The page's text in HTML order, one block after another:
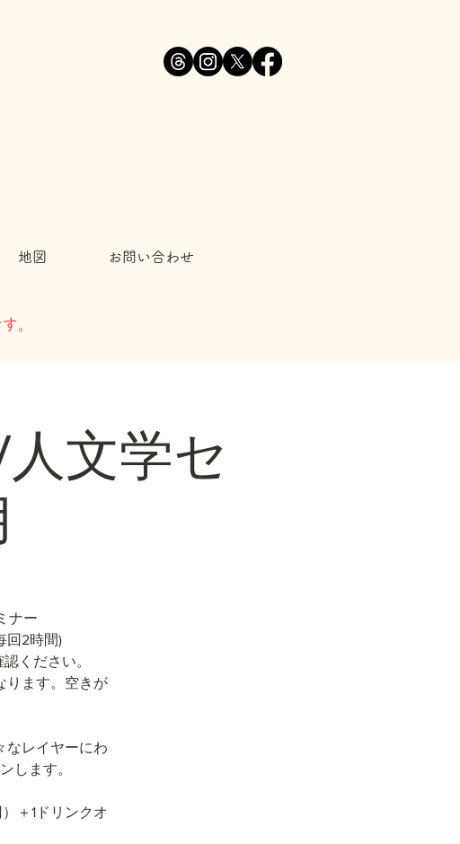
地図 お問い合わせ
。
文学セ
ナー
回2時間)
ください。
ります。空きが
なレイヤーにわ
します。
＋1ドリンクオ